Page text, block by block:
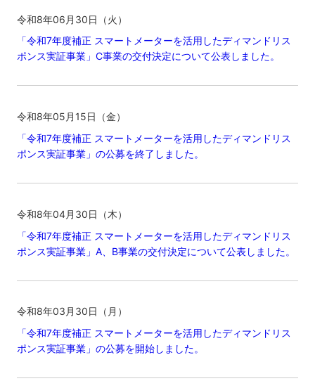
令和8年06月30日（火）
「令和7年度補正 スマートメーターを活用したディマンドリス
ポンス実証事業」C事業の交付決定について公表しました。
令和8年05月15日（金）
「令和7年度補正 スマートメーターを活用したディマンドリス
ポンス実証事業」の公募を終了しました。
令和8年04月30日（木）
「令和7年度補正 スマートメーターを活用したディマンドリス
ポンス実証事業」A、B事業の交付決定について公表しました。
令和8年03月30日（月）
「令和7年度補正 スマートメーターを活用したディマンドリス
ポンス実証事業」の公募を開始しました。